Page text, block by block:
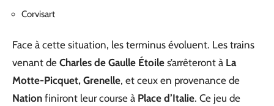
Corvisart
Face à cette situation, les terminus évoluent. Les trains
venant de Charles de Gaulle Étoile s’arrêteront à La
Motte-Picquet, Grenelle, et ceux en provenance de
Nation finiront leur course à Place d’Italie. Ce jeu de